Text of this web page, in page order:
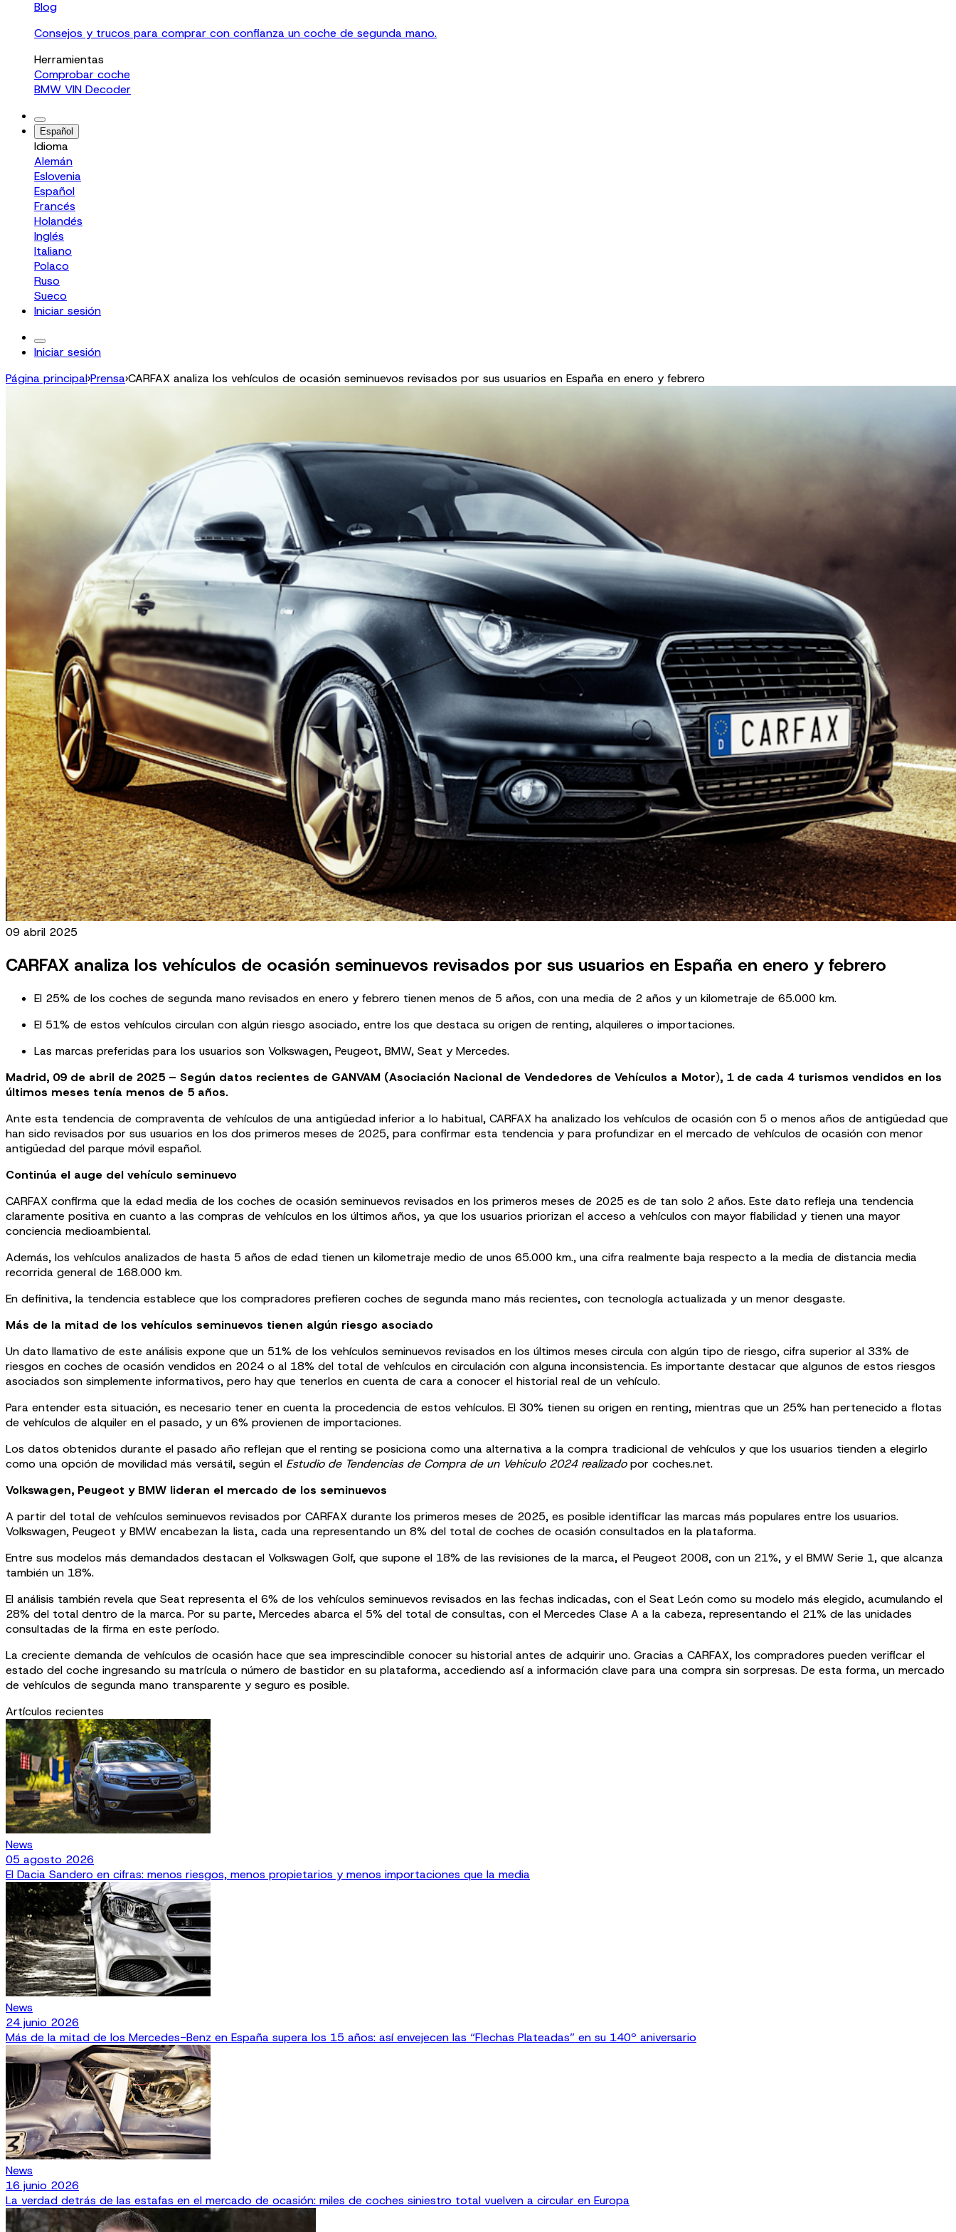
Blog
Consejos y trucos para comprar con confianza un coche de segunda mano.
Herramientas
Comprobar coche
BMW VIN Decoder
Español
Idioma
Alemán
Eslovenia
Español
Francés
Holandés
Inglés
Italiano
Polaco
Ruso
Sueco
Iniciar sesión
Iniciar sesión
Página principal›Prensa›CARFAX analiza los vehículos de ocasión seminuevos revisados por sus usuarios en España en enero y febrero
09 abril 2025
CARFAX analiza los vehículos de ocasión seminuevos revisados por sus usuarios en España en enero y febrero
El 25% de los coches de segunda mano revisados en enero y febrero tienen menos de 5 años, con una media de 2 años y un kilometraje de 65.000 km.
El 51% de estos vehículos circulan con algún riesgo asociado, entre los que destaca su origen de renting, alquileres o importaciones.
Las marcas preferidas para los usuarios son Volkswagen, Peugeot, BMW, Seat y Mercedes.
Madrid, 09 de abril de 2025 – Según datos recientes de GANVAM (Asociación Nacional de Vendedores de Vehículos a Motor), 1 de cada 4 turismos vendidos en los
últimos meses tenía menos de 5 años.
Ante esta tendencia de compraventa de vehículos de una antigüedad inferior a lo habitual, CARFAX ha analizado los vehículos de ocasión con 5 o menos años de antigüedad que
han sido revisados por sus usuarios en los dos primeros meses de 2025, para confirmar esta tendencia y para profundizar en el mercado de vehículos de ocasión con menor
antigüedad del parque móvil español.
Continúa el auge del vehículo seminuevo
CARFAX confirma que la edad media de los coches de ocasión seminuevos revisados en los primeros meses de 2025 es de tan solo 2 años. Este dato refleja una tendencia
claramente positiva en cuanto a las compras de vehículos en los últimos años, ya que los usuarios priorizan el acceso a vehículos con mayor fiabilidad y tienen una mayor
conciencia medioambiental.
Además, los vehículos analizados de hasta 5 años de edad tienen un kilometraje medio de unos 65.000 km., una cifra realmente baja respecto a la media de distancia media
recorrida general de 168.000 km.
En definitiva, la tendencia establece que los compradores prefieren coches de segunda mano más recientes, con tecnología actualizada y un menor desgaste.
Más de la mitad de los vehículos seminuevos tienen algún riesgo asociado
Un dato llamativo de este análisis expone que un 51% de los vehículos seminuevos revisados en los últimos meses circula con algún tipo de riesgo, cifra superior al 33% de
riesgos en coches de ocasión vendidos en 2024 o al 18% del total de vehículos en circulación con alguna inconsistencia. Es importante destacar que algunos de estos riesgos
asociados son simplemente informativos, pero hay que tenerlos en cuenta de cara a conocer el historial real de un vehículo.
Para entender esta situación, es necesario tener en cuenta la procedencia de estos vehículos. El 30% tienen su origen en renting, mientras que un 25% han pertenecido a flotas
de vehículos de alquiler en el pasado, y un 6% provienen de importaciones.
Los datos obtenidos durante el pasado año reflejan que el renting se posiciona como una alternativa a la compra tradicional de vehículos y que los usuarios tienden a elegirlo
como una opción de movilidad más versátil, según el Estudio de Tendencias de Compra de un Vehículo 2024 realizadopor coches.net.
Volkswagen, Peugeot y BMW lideran el mercado de los seminuevos
A partir del total de vehículos seminuevos revisados por CARFAX durante los primeros meses de 2025, es posible identificar las marcas más populares entre los usuarios.
Volkswagen, Peugeot y BMW encabezan la lista, cada una representando un 8% del total de coches de ocasión consultados en la plataforma.
Entre sus modelos más demandados destacan el Volkswagen Golf, que supone el 18% de las revisiones de la marca, el Peugeot 2008, con un 21%, y el BMW Serie 1, que alcanza
también un 18%.
El análisis también revela que Seat representa el 6% de los vehículos seminuevos revisados en las fechas indicadas, con el Seat León como su modelo más elegido, acumulando el
28% del total dentro de la marca. Por su parte, Mercedes abarca el 5% del total de consultas, con el Mercedes Clase A a la cabeza, representando el 21% de las unidades
consultadas de la firma en este período.
La creciente demanda de vehículos de ocasión hace que sea imprescindible conocer su historial antes de adquirir uno. Gracias a CARFAX, los compradores pueden verificar el
estado del coche ingresando su matrícula o número de bastidor en su plataforma, accediendo así a información clave para una compra sin sorpresas. De esta forma, un mercado
de vehículos de segunda mano transparente y seguro es posible.
Artículos recientes
News
05 agosto 2026
El Dacia Sandero en cifras: menos riesgos, menos propietarios y menos importaciones que la media
News
24 junio 2026
Más de la mitad de los Mercedes-Benz en España supera los 15 años: así envejecen las “Flechas Plateadas” en su 140º aniversario
News
16 junio 2026
La verdad detrás de las estafas en el mercado de ocasión: miles de coches siniestro total vuelven a circular en Europa